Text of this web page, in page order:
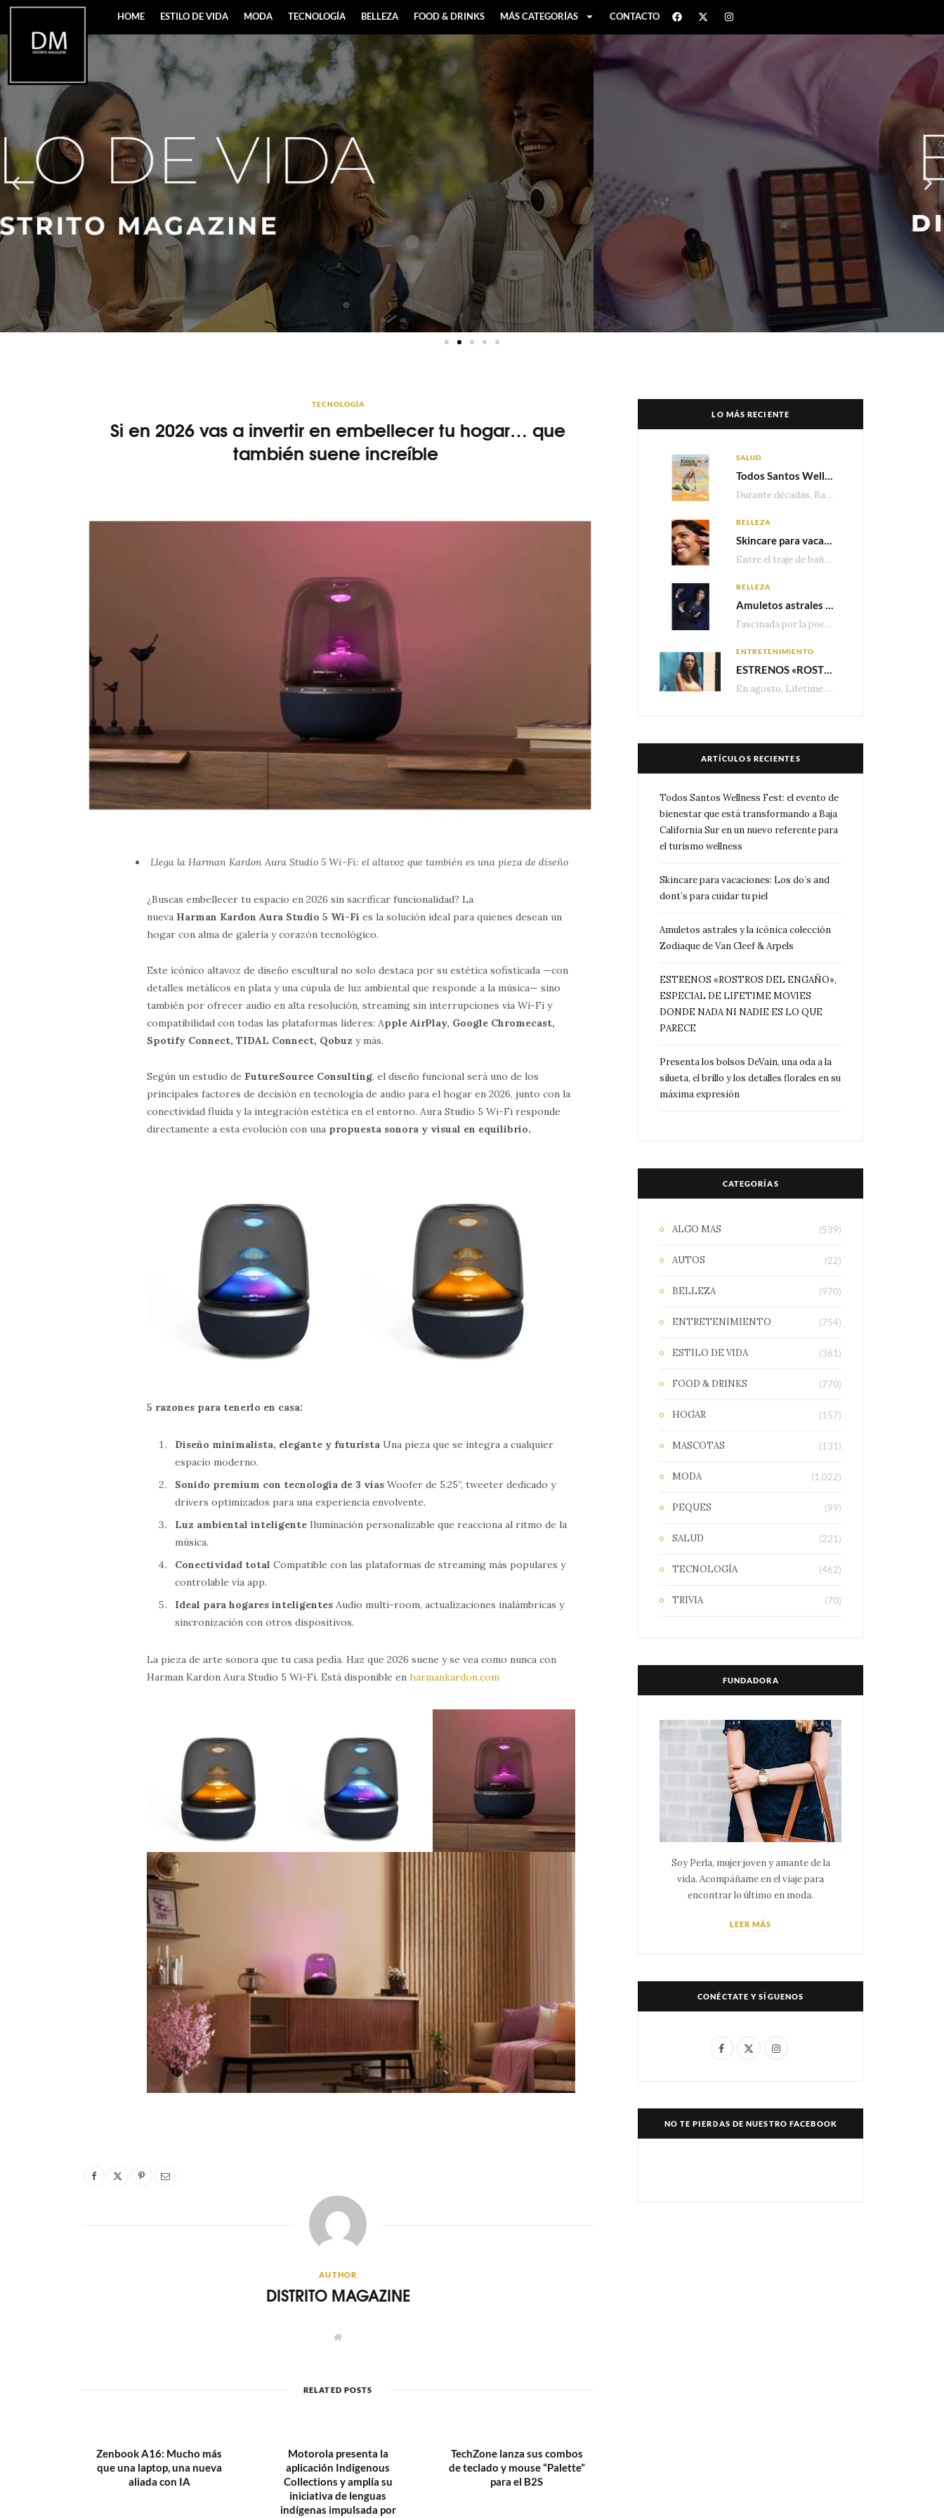
HOME ESTILO DE VIDA MODA TECNOLOGÍA BELLEZA FOOD & DRINKS MÁS CATEGORÍAS CONTACTO
TECNOLOGÍA
Si en 2026 vas a invertir en embellecer tu hogar… que
también suene increíble
Llega la Harman Kardon Aura Studio 5 Wi-Fi: el altavoz que también es una pieza de diseño
¿Buscas embellecer tu espacio en 2026 sin sacrificar funcionalidad? La
nueva Harman Kardon Aura Studio 5 Wi-Fi es la solución ideal para quienes desean un
hogar con alma de galería y corazón tecnológico.
Este icónico altavoz de diseño escultural no solo destaca por su estética sofisticada —con
detalles metálicos en plata y una cúpula de luz ambiental que responde a la música— sino
también por ofrecer audio en alta resolución, streaming sin interrupciones vía Wi-Fi y
compatibilidad con todas las plataformas líderes: Apple AirPlay, Google Chromecast,
Spotify Connect, TIDAL Connect, Qobuz y más.
Según un estudio de FutureSource Consulting, el diseño funcional será uno de los
principales factores de decisión en tecnología de audio para el hogar en 2026, junto con la
conectividad fluida y la integración estética en el entorno. Aura Studio 5 Wi-Fi responde
directamente a esta evolución con una propuesta sonora y visual en equilibrio.
5 razones para tenerlo en casa:
Diseño minimalista, elegante y futurista Una pieza que se integra a cualquier
espacio moderno.
Sonido premium con tecnología de 3 vías Woofer de 5.25”, tweeter dedicado y
drivers optimizados para una experiencia envolvente.
Luz ambiental inteligente Iluminación personalizable que reacciona al ritmo de la
música.
Conectividad total Compatible con las plataformas de streaming más populares y
controlable vía app.
Ideal para hogares inteligentes Audio multi-room, actualizaciones inalámbricas y
sincronización con otros dispositivos.
La pieza de arte sonora que tu casa pedía. Haz que 2026 suene y se vea como nunca con
Harman Kardon Aura Studio 5 Wi-Fi. Está disponible enharmankardon.com
AUTHOR
DISTRITO MAGAZINE
W
e
RELATED POSTS
Zenbook A16: Mucho más
que una laptop, una nueva
aliada con IA
Motorola presenta la
aplicación Indigenous
Collections y amplía su
iniciativa de lenguas
indígenas impulsada por
TechZone lanza sus combos
de teclado y mouse “Palette”
para el B2S
LO MÁS RECIENTE
SALUD
Todos Santos Wellness Fest: el evento de bienestar que está transformando a Baja California Sur en un nuevo referente para el turismo wellness
Durante décadas, Baja California Sur ha sido reconocido por sus playas, hoteles de lujo y…
BELLEZA
Skincare para vacaciones: Los do’s and dont’s para cuidar tu piel
Entre el traje de baño, las sandalias, los lentes de sol y los looks que…
BELLEZA
Amuletos astrales y la icónica colección Zodiaque de Van Cleef & Arpels
Fascinada por la poesía de las estrellas, la Maison Van Cleef & Arpels celebra la llegada de las…
ENTRETENIMIENTO
ESTRENOS «ROSTROS DEL ENGAÑO», ESPECIAL DE LIFETIME MOVIES DONDE NADA NI NADIE ES LO QUE PARECE
En agosto, Lifetime presenta estrenos exclusivos con historias donde las apariencias esconden los secretos más…
ARTÍCULOS RECIENTES
Todos Santos Wellness Fest: el evento de
bienestar que está transformando a Baja
California Sur en un nuevo referente para
el turismo wellness
Skincare para vacaciones: Los do’s and
dont’s para cuidar tu piel
Amuletos astrales y la icónica colección
Zodiaque de Van Cleef & Arpels
ESTRENOS «ROSTROS DEL ENGAÑO»,
ESPECIAL DE LIFETIME MOVIES
DONDE NADA NI NADIE ES LO QUE
PARECE
Presenta los bolsos DeVain, una oda a la
silueta, el brillo y los detalles florales en su
máxima expresión
CATEGORÍAS
ALGO MAS (539)
AUTOS (22)
BELLEZA (970)
ENTRETENIMIENTO (754)
ESTILO DE VIDA (361)
FOOD & DRINKS (770)
HOGAR (157)
MASCOTAS (131)
MODA (1.022)
PEQUES (99)
SALUD (221)
TECNOLOGÍA (462)
TRIVIA (70)
FUNDADORA
Soy Perla, mujer joven y amante de la
vida. Acompáñame en el viaje para
encontrar lo último en moda.
LEER MÁS
CONÉCTATE Y SÍGUENOS
F
e
X
w
I
t
NO TE PIERDAS DE NUESTRO FACEBOOK